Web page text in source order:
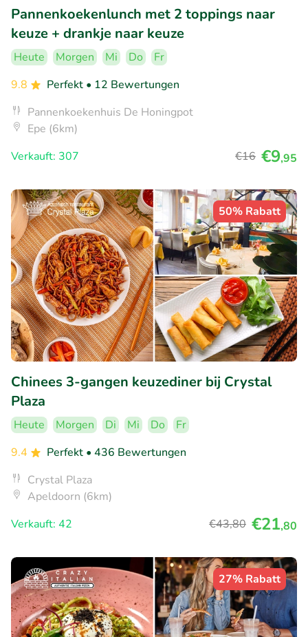
Pannenkoekenlunch met 2 toppings naar
keuze + drankje naar keuze
Heute Morgen Mi Do
Fr
9.8
Perfekt • 12 Bewertungen
Pannenkoekenhuis De Honingpot
Epe (6km)
Verkauft: 307
€16 €9,95
50% Rabatt
Chinees 3-gangen keuzediner bij Crystal
Plaza
Heute Morgen Di Mi Do
Fr
9.4
Perfekt • 436 Bewertungen
Crystal Plaza
Apeldoorn (6km)
Verkauft: 42
€43,80 €21,80
27% Rabatt